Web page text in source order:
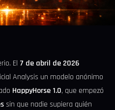
El 7 de abril de 2026
Analysis un modelo anónimo
HappyHorse 1.0, que empezó
sin que nadie supiera quién